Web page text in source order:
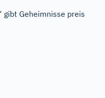
gibt Geheimnisse preis